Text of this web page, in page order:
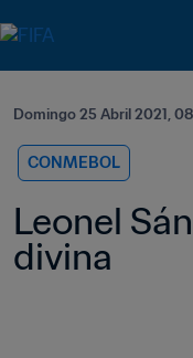
Domingo 25 Abril 2021,
CONMEBOL
Leonel
divina